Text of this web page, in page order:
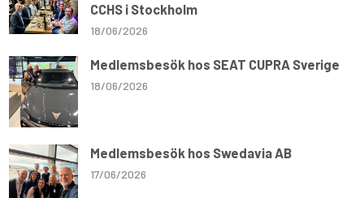
CCHS i Stockholm
18/06/2026
Medlemsbesök hos SEAT CUPRA Sverige
18/06/2026
Medlemsbesök hos Swedavia AB
17/06/2026